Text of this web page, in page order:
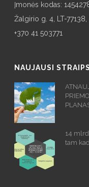
Įmonės kodas:
Žalgirio g. 4, LT-77138,
+370 41 503771
NAUJAUSI
14
tam